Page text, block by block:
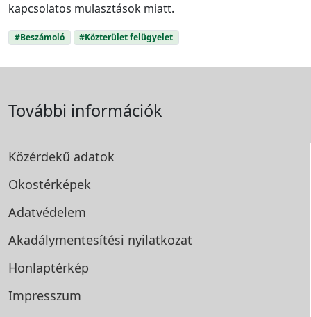
kapcsolatos mulasztások miatt.
#Beszámoló #Közterület felügyelet
További információk
Közérdekű adatok
Okostérképek
Adatvédelem
Akadálymentesítési nyilatkozat
Honlaptérkép
Impresszum